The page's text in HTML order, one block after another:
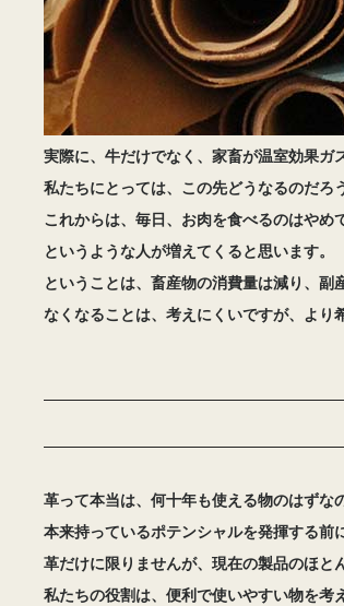
実際に、牛だけでなく、家畜が温室効果ガ
私たちにとっては、この先どうなるのだろ
これからは、毎日、お肉を食べるのはやめ
というような人が増えてくると思います。
ということは、畜産物の消費量は減り、副
なくなることは、考えにくいですが、より
革って本当は、何十年も使える物のはずな
本来持っているポテンシャルを発揮する前
革だけに限りませんが、現在の製品のほと
私たちの役割は、便利で使いやすい物を考